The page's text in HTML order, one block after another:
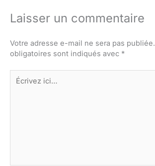
Laisser un commentaire
Votre adresse e-mail ne sera pas publiée.
obligatoires sont indiqués avec *
Écrivez
ici…